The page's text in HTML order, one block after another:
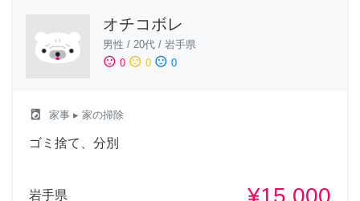
オチコボレ
男性 / 20代 / 岩手県
sentiment_satisfied 0 sentiment_neutral 0 sentiment_dissatisfied 0
local_laundry_service 家事 ▸ 家の掃除
ゴミ捨て、分別
岩手県 ¥15,000